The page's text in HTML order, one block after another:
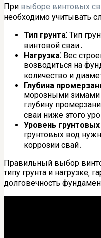
При выборе винтовых
необходимо учитывать
Тип грунта⁚ Тип
винтовой сваи․
Нагрузка⁚ Вес
возводиться на
количество и
Глубина
морозными зимами
глубину
сваи ниже этого
Уровень грунтовых
грунтовых вод
коррозии свай․
Правильный выбор
типу грунта и нагрузке‚
долговечность